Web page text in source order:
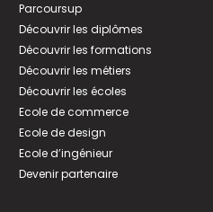
Parcoursup
Découvrir les diplômes
Découvrir les formations
Découvrir les métiers
Découvrir les écoles
Ecole de commerce
Ecole de design
Ecole d’ingénieur
Devenir partenaire